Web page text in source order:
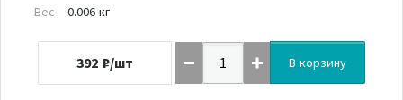
Вес
0.006 кг
392 ₽/шт В корзину